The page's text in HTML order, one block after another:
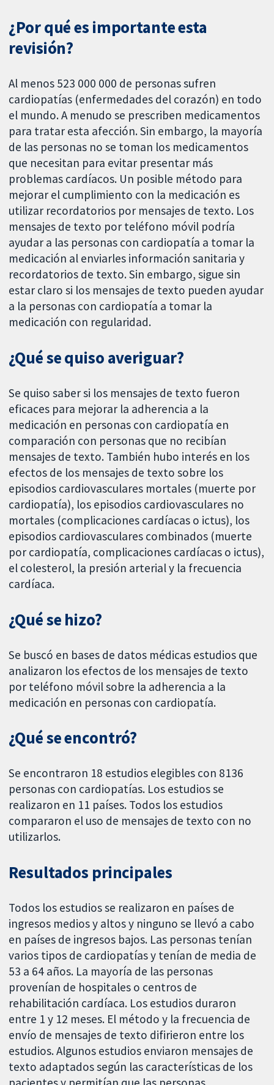
¿Por qué es importante esta
revisión?
Al menos 523 000 000 de personas sufren
cardiopatías (enfermedades del corazón) en todo
el mundo. A menudo se prescriben medicamentos
para tratar esta afección. Sin embargo, la mayoría
de las personas no se toman los medicamentos
que necesitan para evitar presentar más
problemas cardíacos. Un posible método para
mejorar el cumplimiento con la medicación es
utilizar recordatorios por mensajes de texto. Los
mensajes de texto por teléfono móvil podría
ayudar a las personas con cardiopatía a tomar la
medicación al enviarles información sanitaria y
recordatorios de texto. Sin embargo, sigue sin
estar claro si los mensajes de texto pueden ayudar
a la personas con cardiopatía a tomar la
medicación con regularidad.
¿Qué se quiso averiguar?
Se quiso saber si los mensajes de texto fueron
eficaces para mejorar la adherencia a la
medicación en personas con cardiopatía en
comparación con personas que no recibían
mensajes de texto. También hubo interés en los
efectos de los mensajes de texto sobre los
episodios cardiovasculares mortales (muerte por
cardiopatía), los episodios cardiovasculares no
mortales (complicaciones cardíacas o ictus), los
episodios cardiovasculares combinados (muerte
por cardiopatía, complicaciones cardíacas o ictus),
el colesterol, la presión arterial y la frecuencia
cardíaca.
¿Qué se hizo?
Se buscó en bases de datos médicas estudios que
analizaron los efectos de los mensajes de texto
por teléfono móvil sobre la adherencia a la
medicación en personas con cardiopatía.
¿Qué se encontró?
Se encontraron 18 estudios elegibles con 8136
personas con cardiopatías. Los estudios se
realizaron en 11 países. Todos los estudios
compararon el uso de mensajes de texto con no
utilizarlos.
Resultados principales
Todos los estudios se realizaron en países de
ingresos medios y altos y ninguno se llevó a cabo
en países de ingresos bajos. Las personas tenían
varios tipos de cardiopatías y tenían de media de
53 a 64 años. La mayoría de las personas
provenían de hospitales o centros de
rehabilitación cardíaca. Los estudios duraron
entre 1 y 12 meses. El método y la frecuencia de
envío de mensajes de texto difirieron entre los
estudios. Algunos estudios enviaron mensajes de
texto adaptados según las características de los